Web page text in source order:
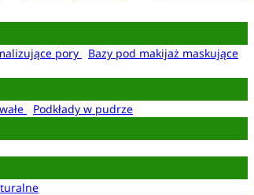
pory
Bazy pod makijaż maskujące
Podkłady w pudrze